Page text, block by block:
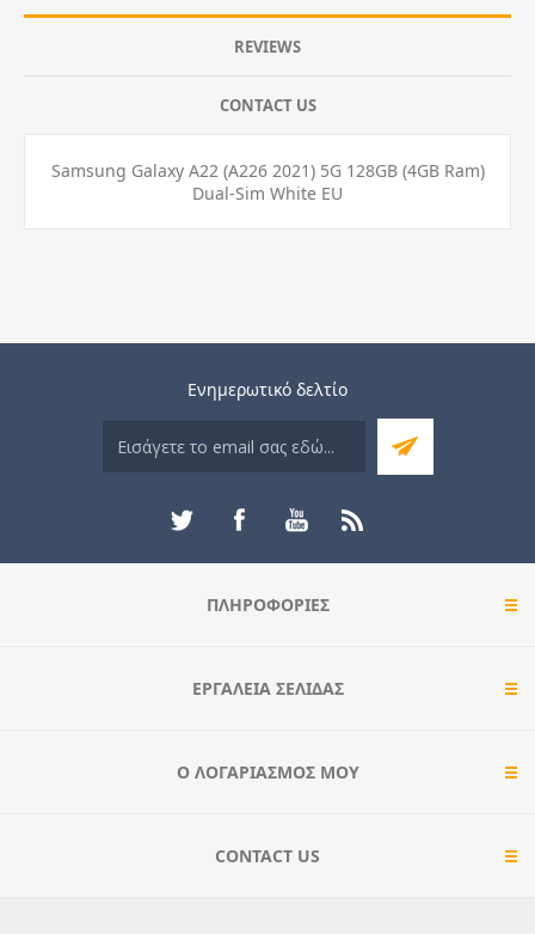
REVIEWS
CONTACT US
Samsung Galaxy A22 (A226 2021) 5G 128GB (4GB Ram)
Dual-Sim White EU
Ενημερωτικό δελτίο
ΠΛΗΡΟΦΟΡΊΕΣ
ΕΡΓΑΛΕΊΑ ΣΕΛΊΔΑΣ
Ο ΛΟΓΑΡΙΑΣΜΌΣ ΜΟΥ
CONTACT US